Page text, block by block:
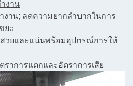
งาน
งาน; ลดความยากลําบากในการ
ยะ
สวยและแน่นพร้อมอุปกรณ์การให้
าการแตกและอัตราการเสีย